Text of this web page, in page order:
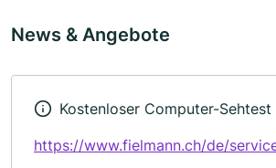
News & Angebote
Kostenloser Computer-Sehtest
https://www.fielmann.ch/de/